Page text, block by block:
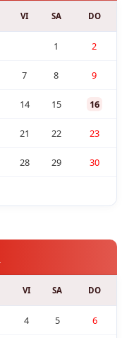
VI SA DO
1 2
7 8 9
14 15 16
21 22 23
28 29 30
VI SA DO
4 5 6